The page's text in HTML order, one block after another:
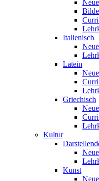
Italienisch
Latein
Griechisch
Kultur
Kunst